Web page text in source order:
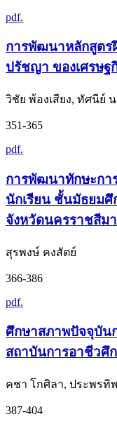
pdf.
การพัฒนาหลักสูตร
ปรัชญา ของเศรษ
วิชัย พ้องเสียง, ทัศนีย์
351-365
pdf.
การพัฒนาทักษะกา
นักเรียน ชั้นมัธยมศึ
จังหวัดนครราชสีมา
สุรพงษ์ คงสัตย์
366-386
pdf.
ศึกษาสภาพปัจจุบัน
สถาบันการอาชีวศึ
คชา โกศิลา, ประพร
387-404